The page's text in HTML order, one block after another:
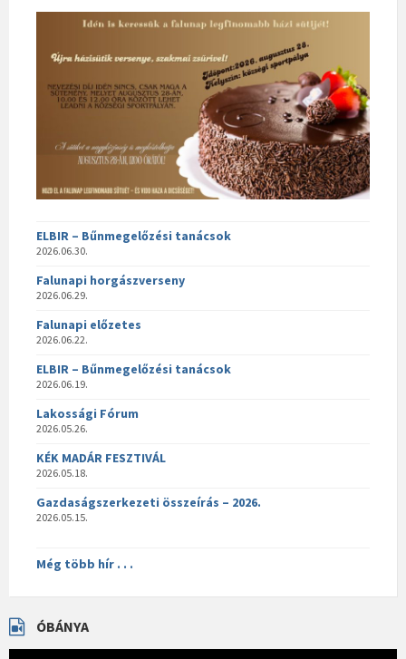
ELBIR – Bűnmegelőzési tanácsok
2026.06.30.
Falunapi horgászverseny
2026.06.29.
Falunapi előzetes
2026.06.22.
ELBIR – Bűnmegelőzési tanácsok
2026.06.19.
Lakossági Fórum
2026.05.26.
KÉK MADÁR FESZTIVÁL
2026.05.18.
Gazdaságszerkezeti összeírás – 2026.
2026.05.15.
Még több hír . . .
ÓBÁNYA